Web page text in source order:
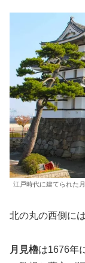
江戸時代に建てられた
北の丸の西側には
月見櫓は1676年